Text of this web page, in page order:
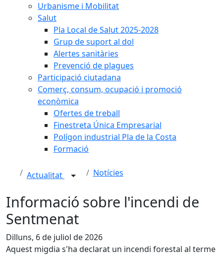
Urbanisme i Mobilitat
Salut
Pla Local de Salut 2025-2028
Grup de suport al dol
Alertes sanitàries
Prevenció de plagues
Participació ciutadana
Comerç, consum, ocupació i promoció
econòmica
Ofertes de treball
Finestreta Única Empresarial
Polígon industrial Pla de la Costa
Formació
Actualitat Notícies
Informació sobre l'incendi de
Sentmenat
Dilluns, 6 de juliol de 2026
Aquest migdia s'ha declarat un incendi forestal al terme